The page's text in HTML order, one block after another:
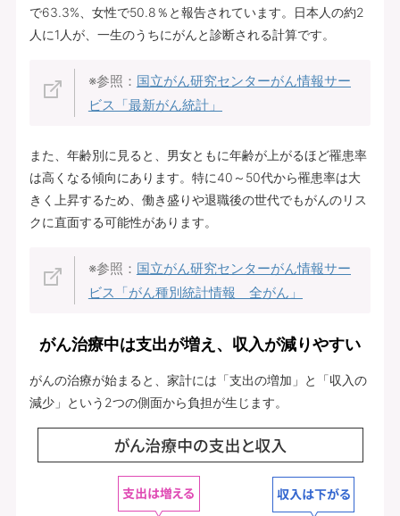
で63.3%、女性で50.8％と報告されています。日本人の約2
人に1人が、一生のうちにがんと診断される計算です。
※参照： 国立がん研究センターがん情報サー
ビス「最新がん統計」
また、年齢別に見ると、男女ともに年齢が上がるほど罹患率
は高くなる傾向にあります。特に40～50代から罹患率は大
きく上昇するため、働き盛りや退職後の世代でもがんのリス
クに直面する可能性があります。
※参照： 国立がん研究センターがん情報サー
ビス「がん種別統計情報 全がん」
がん治療中は支出が増え、収入が減りやすい
がんの治療が始まると、家計には「支出の増加」と「収入の
減少」という2つの側面から負担が生じます。